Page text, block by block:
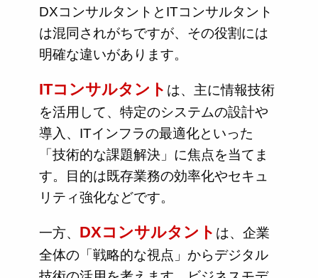
DXコンサルタントとITコンサルタント
は混同されがちですが、その役割には
明確な違いがあります。
ITコンサルタント は、主に情報技術
を活用して、特定のシステムの設計や
導入、ITインフラの最適化といった
「技術的な課題解決」に焦点を当てま
す。目的は既存業務の効率化やセキュ
リティ強化などです。
一方、 DXコンサルタント は、企業
全体の「戦略的な視点」からデジタル